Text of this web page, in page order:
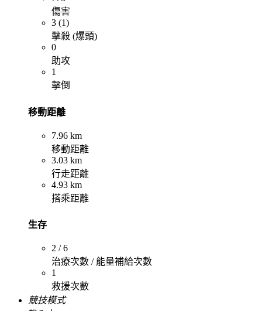
傷害
3 (1)
擊殺 (爆頭)
0
助攻
1
擊倒
移動距離
7.96 km
移動距離
3.03 km
行走距離
4.93 km
搭乘距離
生存
2 / 6
治療次數 / 能量補給次數
1
救援次數
競技模式